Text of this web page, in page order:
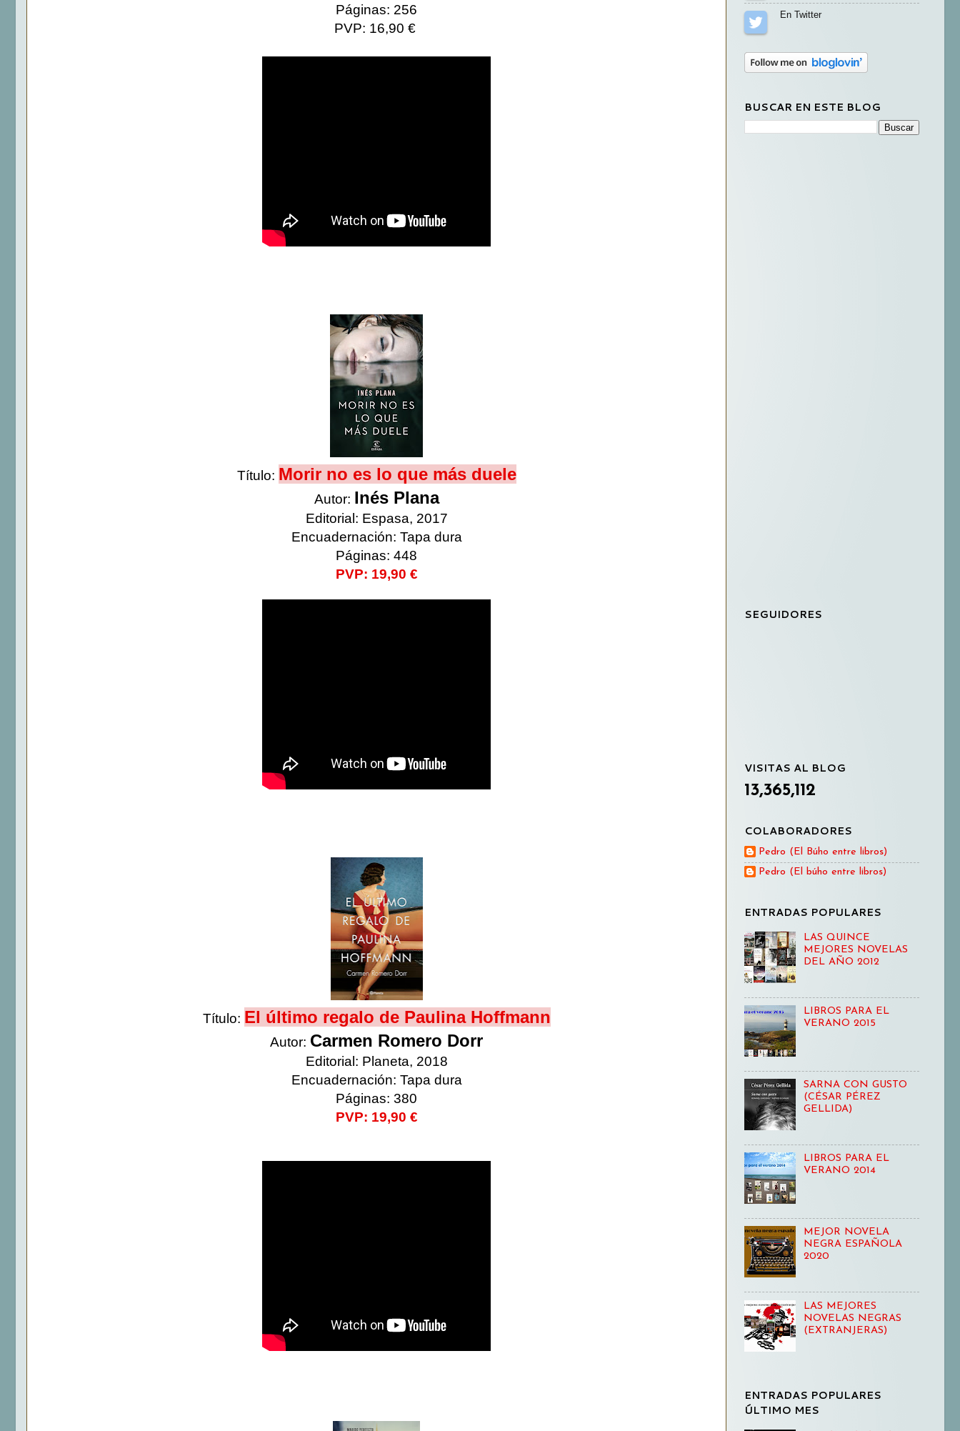
Páginas: 256
PVP: 16,90 €
Título: Morir no es lo que más duele
Autor: Inés Plana
Editorial: Espasa, 2017
Encuadernación: Tapa dura
Páginas: 448
PVP: 19,90 €
Título: El último regalo de Paulina Hoffmann
Autor: Carmen Romero Dorr
Editorial: Planeta, 2018
Encuadernación: Tapa dura
Páginas: 380
PVP: 19,90 €
BUSCAR EN ESTE BLOG
SEGUIDORES
VISITAS AL BLOG
13,365,112
COLABORADORES
Pedro (El Búho entre libros)
Pedro (El búho entre libros)
ENTRADAS POPULARES
LAS QUINCE
MEJORES NOVELAS
DEL AÑO 2012
LIBROS PARA EL
VERANO 2015
SARNA CON GUSTO
(CÉSAR PÉREZ
GELLIDA)
LIBROS PARA EL
VERANO 2014
MEJOR NOVELA
NEGRA ESPAÑOLA
2020
LAS MEJORES
NOVELAS NEGRAS
(EXTRANJERAS)
ENTRADAS POPULARES
ÚLTIMO MES